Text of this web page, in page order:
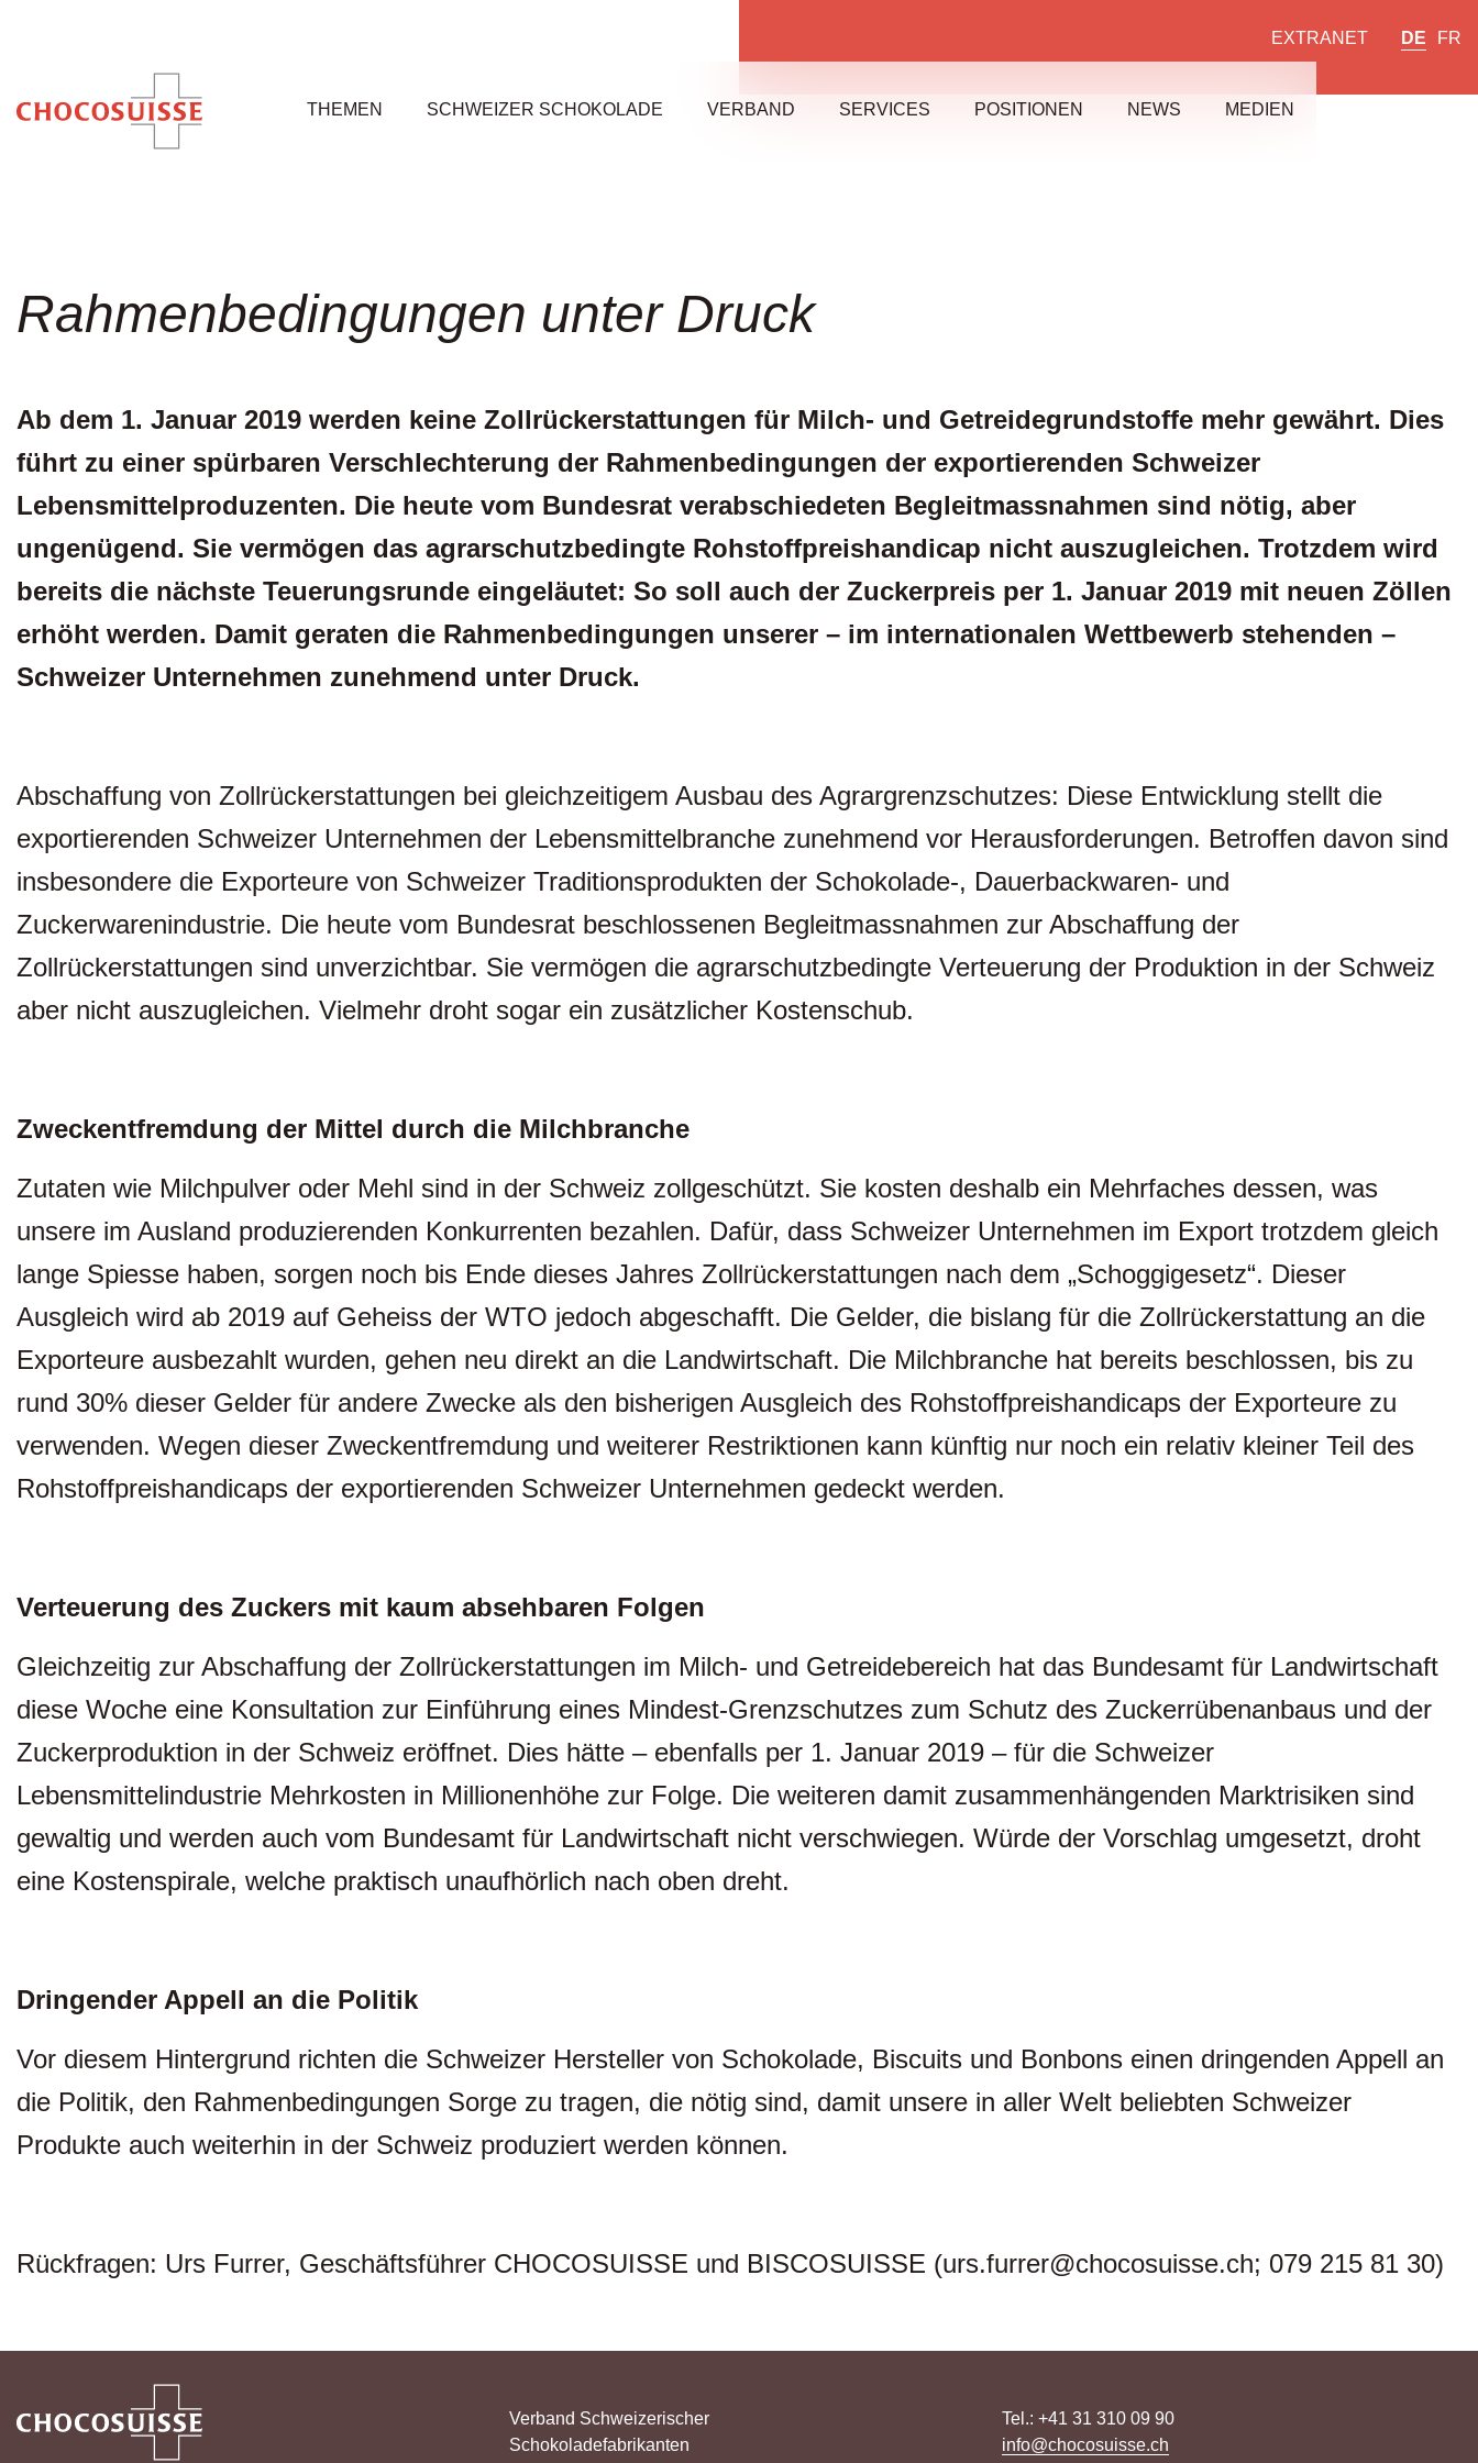
EXTRANET DE FR
THEMEN SCHWEIZER SCHOKOLADE VERBAND SERVICES POSITIONEN NEWS MEDIEN
Rahmenbedingungen unter Druck
Ab dem 1. Januar 2019 werden keine Zollrückerstattungen für Milch- und Getreidegrundstoffe mehr gewährt. Dies
führt zu einer spürbaren Verschlechterung der Rahmenbedingungen der exportierenden Schweizer
Lebensmittelproduzenten. Die heute vom Bundesrat verabschiedeten Begleitmassnahmen sind nötig, aber
ungenügend. Sie vermögen das agrarschutzbedingte Rohstoffpreishandicap nicht auszugleichen. Trotzdem wird
bereits die nächste Teuerungsrunde eingeläutet: So soll auch der Zuckerpreis per 1. Januar 2019 mit neuen Zöllen
erhöht werden. Damit geraten die Rahmenbedingungen unserer – im internationalen Wettbewerb stehenden –
Schweizer Unternehmen zunehmend unter Druck.
Abschaffung von Zollrückerstattungen bei gleichzeitigem Ausbau des Agrargrenzschutzes: Diese Entwicklung stellt die
exportierenden Schweizer Unternehmen der Lebensmittelbranche zunehmend vor Herausforderungen. Betroffen davon sind
insbesondere die Exporteure von Schweizer Traditionsprodukten der Schokolade-, Dauerbackwaren- und
Zuckerwarenindustrie. Die heute vom Bundesrat beschlossenen Begleitmassnahmen zur Abschaffung der
Zollrückerstattungen sind unverzichtbar. Sie vermögen die agrarschutzbedingte Verteuerung der Produktion in der Schweiz
aber nicht auszugleichen. Vielmehr droht sogar ein zusätzlicher Kostenschub.
Zweckentfremdung der Mittel durch die Milchbranche
Zutaten wie Milchpulver oder Mehl sind in der Schweiz zollgeschützt. Sie kosten deshalb ein Mehrfaches dessen, was
unsere im Ausland produzierenden Konkurrenten bezahlen. Dafür, dass Schweizer Unternehmen im Export trotzdem gleich
lange Spiesse haben, sorgen noch bis Ende dieses Jahres Zollrückerstattungen nach dem „Schoggigesetz“. Dieser
Ausgleich wird ab 2019 auf Geheiss der WTO jedoch abgeschafft. Die Gelder, die bislang für die Zollrückerstattung an die
Exporteure ausbezahlt wurden, gehen neu direkt an die Landwirtschaft. Die Milchbranche hat bereits beschlossen, bis zu
rund 30% dieser Gelder für andere Zwecke als den bisherigen Ausgleich des Rohstoffpreishandicaps der Exporteure zu
verwenden. Wegen dieser Zweckentfremdung und weiterer Restriktionen kann künftig nur noch ein relativ kleiner Teil des
Rohstoffpreishandicaps der exportierenden Schweizer Unternehmen gedeckt werden.
Verteuerung des Zuckers mit kaum absehbaren Folgen
Gleichzeitig zur Abschaffung der Zollrückerstattungen im Milch- und Getreidebereich hat das Bundesamt für Landwirtschaft
diese Woche eine Konsultation zur Einführung eines Mindest-Grenzschutzes zum Schutz des Zuckerrübenanbaus und der
Zuckerproduktion in der Schweiz eröffnet. Dies hätte – ebenfalls per 1. Januar 2019 – für die Schweizer
Lebensmittelindustrie Mehrkosten in Millionenhöhe zur Folge. Die weiteren damit zusammenhängenden Marktrisiken sind
gewaltig und werden auch vom Bundesamt für Landwirtschaft nicht verschwiegen. Würde der Vorschlag umgesetzt, droht
eine Kostenspirale, welche praktisch unaufhörlich nach oben dreht.
Dringender Appell an die Politik
Vor diesem Hintergrund richten die Schweizer Hersteller von Schokolade, Biscuits und Bonbons einen dringenden Appell an
die Politik, den Rahmenbedingungen Sorge zu tragen, die nötig sind, damit unsere in aller Welt beliebten Schweizer
Produkte auch weiterhin in der Schweiz produziert werden können.
Rückfragen: Urs Furrer, Geschäftsführer CHOCOSUISSE und BISCOSUISSE (urs.furrer@chocosuisse.ch; 079 215 81 30)
Verband Schweizerischer
Schokoladefabrikanten
Tel.: +41 31 310 09 90
info@chocosuisse.ch